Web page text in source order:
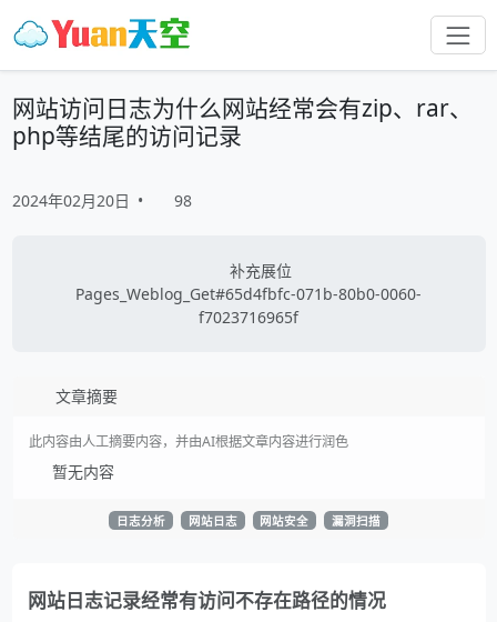
网站访问日志为什么网站经常会有zip、rar、
php等结尾的访问记录
2024年02月20日 • 98
补充展位
Pages_Weblog_Get#65d4fbfc-071b-80b0-0060-
f7023716965f
文章摘要
此内容由人工摘要内容，并由AI根据文章内容进行润色
暂无内容
日志分析 网站日志 网站安全 漏洞扫描
网站日志记录经常有访问不存在路径的情况